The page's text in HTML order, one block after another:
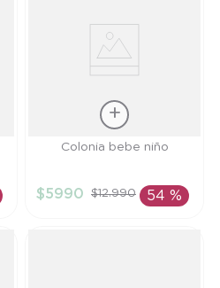
Talla
AÑADIR AL
Colonia bebe niño
$5990 $12.990 54 %